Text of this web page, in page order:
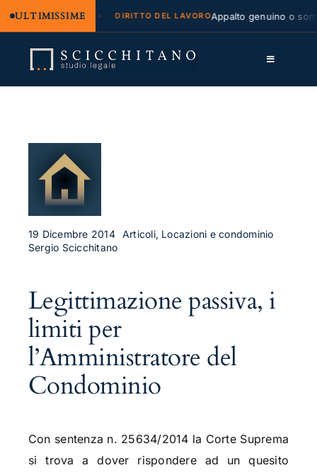
ULTIMISSIME
e regresso DIRITTO DEL LAVOROAppalto genuino o
contenuto
Toggle
Approfondimenti
Contatti
19 Dicembre 2014 Articoli, Locazioni e condominio
Sergio Scicchitano
Legittimazione passiva, i
limiti per
l’Amministratore del
Condominio
Con sentenza n. 25634/2014 la Corte Suprema
si trova a dover rispondere ad un quesito